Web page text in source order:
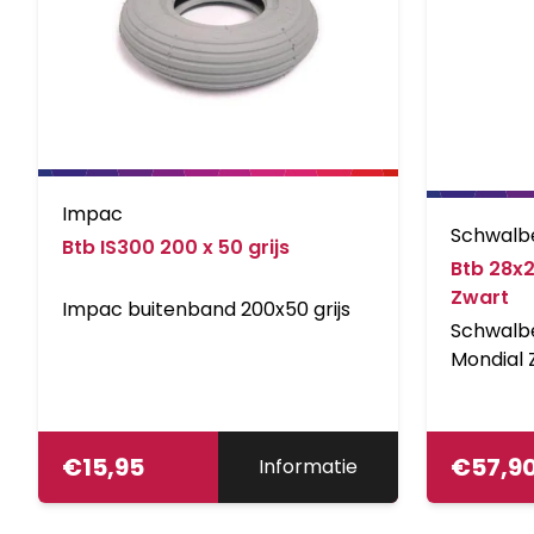
Impac
Btb IS300 200 x 50 grijs
Impac buitenband 200x50 grijs
€15,95 Informatie
Btb
Zwart
Mondial
zich
€